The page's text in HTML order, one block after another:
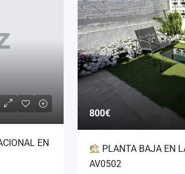
EN
800€
PLANTA BAJA EN
AV0502
Port – Horta de Santa
385.000€
Casa